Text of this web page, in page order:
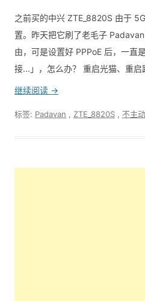
之前买的中兴 ZTE_8820S 由于
置。昨天把它刷了老毛子
由，可是设置好 PPPoE 后，一直
接...」，怎么办？ 重启光猫、重
继续阅读 →
标签: Padavan ZTE_8820S 不主